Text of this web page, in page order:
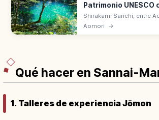
Patrimonio UNESCO
Shirakami Sanchi, entre
el bosque virgen de
Aomori →
Qué hacer en Sannai-
1. Talleres de experiencia Jōmon